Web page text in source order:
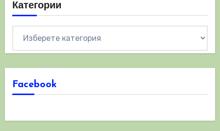
Категории
Facebook